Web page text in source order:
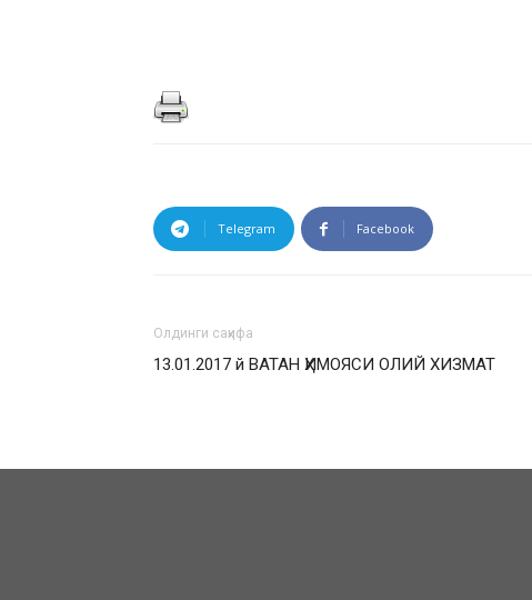
Telegram Facebook
Олдинги саҳифа
13.01.2017 й ВАТАН ҲИМОЯСИ ОЛИЙ ХИЗМАТ